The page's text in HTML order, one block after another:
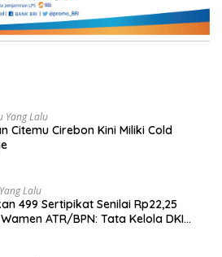
Yang Lalu
Citemu Cirebon Kini Miliki Cold
Lalu
499 Sertipikat Senilai Rp22,25
ATR/BPN: Tata Kelola DKI